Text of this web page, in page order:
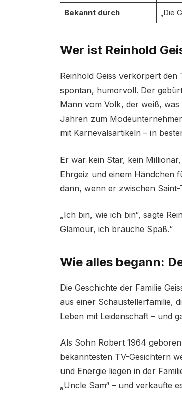
Bekannt durch „Die
Wer ist Reinhold
Reinhold Geiss verkörpert
spontan, humorvoll. Der
Mann vom Volk, der weiß,
Jahren zum
mit Karnevalsartikeln – in
Er war kein Star, kein
Ehrgeiz und einem Händchen
dann, wenn er zwischen
„Ich bin, wie ich bin“, sagte
Glamour, ich brauche Spaß.“
Wie alles begann:
Die Geschichte der Familie
aus einer Schaustellerfamilie,
Leben mit Leidenschaft – und
Als Sohn Robert 1964
bekanntesten TV-Gesichtern
und Energie liegen in der
„Uncle Sam“ – und verkaufte